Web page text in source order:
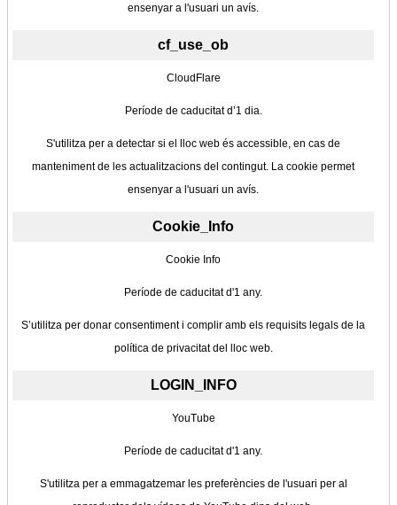
ensenyar a l'usuari un avís.
cf_use_ob
CloudFlare
Període de caducitat d’1 dia.
S'utilitza per a detectar si el lloc web és accessible, en cas de
manteniment de les actualitzacions del contingut. La cookie permet
ensenyar a l'usuari un avís.
Cookie_Info
Cookie Info
Període de caducitat d'1 any.
S’utilitza per donar consentiment i complir amb els requisits legals de la
política de privacitat del lloc web.
LOGIN_INFO
YouTube
Període de caducitat d'1 any.
S'utilitza per a emmagatzemar les preferències de l'usuari per al